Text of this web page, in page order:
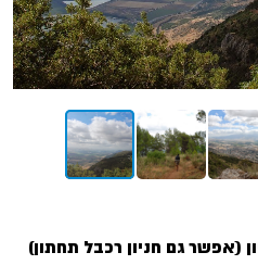
(אפשר גם חניון רכבל תחתון)